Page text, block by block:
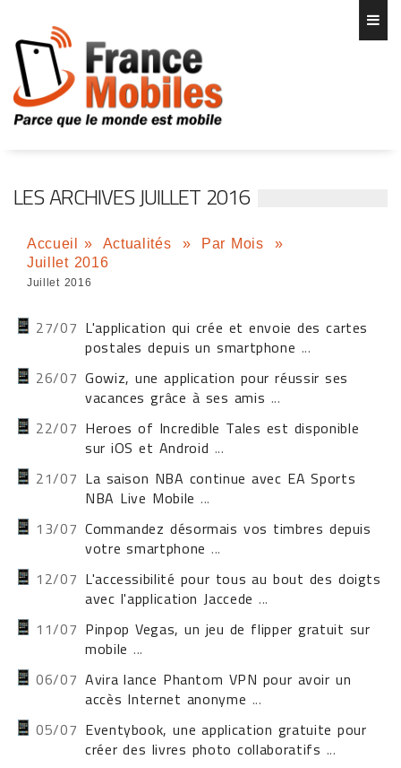
LES ARCHIVES JUILLET 2016
Accueil » Actualités » Par Mois
»
Juillet 2016
Juillet 2016
27/07 L'application qui crée et envoie des cartes
postales depuis un smartphone ...
26/07 Gowiz, une application pour réussir ses
vacances grâce à ses amis ...
22/07 Heroes of Incredible Tales est disponible
sur iOS et Android ...
21/07 La saison NBA continue avec EA Sports
NBA Live Mobile ...
13/07 Commandez désormais vos timbres depuis
votre smartphone ...
12/07 L'accessibilité pour tous au bout des doigts
avec l'application Jaccede ...
11/07 Pinpop Vegas, un jeu de flipper gratuit sur
mobile ...
06/07 Avira lance Phantom VPN pour avoir un
accès Internet anonyme ...
05/07 Eventybook, une application gratuite pour
créer des livres photo collaboratifs ...